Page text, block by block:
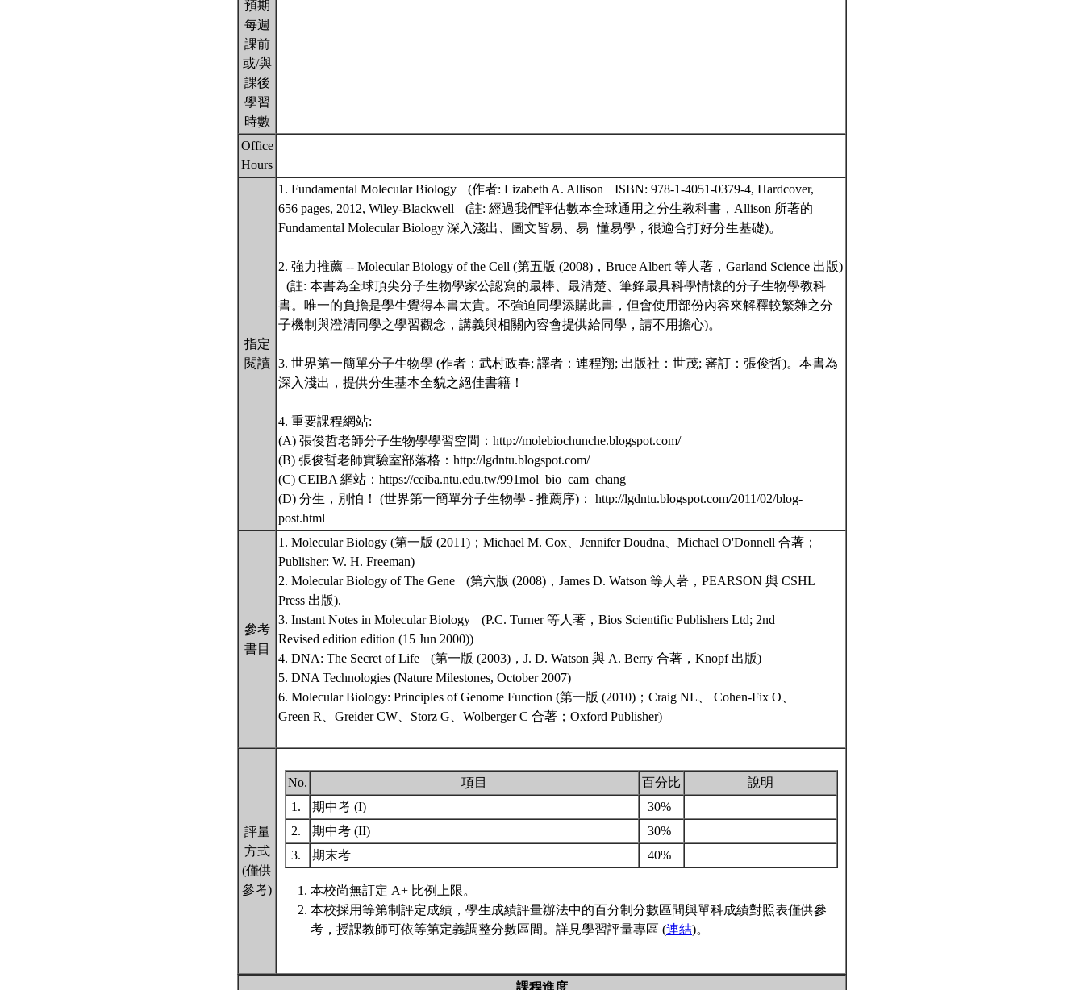
預期
每週
課前
或/與
課後
學習
時數
Office
Hours
指定
閱讀
1. Fundamental Molecular Biology (作者: Lizabeth A. Allison ISBN: 978-1-4051-0379-4, Hardcover,
656 pages, 2012, Wiley-Blackwell (註: 經過我們評估數本全球通用之分生教科書，Allison 所著的
Fundamental Molecular Biology 深入淺出、圖文皆易、易 懂易學，很適合打好分生基礎)。
2. 強力推薦 -- Molecular Biology of the Cell (第五版 (2008)，Bruce Albert 等人著，Garland Science 出版)
(註: 本書為全球頂尖分子生物學家公認寫的最棒、最清楚、筆鋒最具科學情懷的分子生物學教科
書。唯一的負擔是學生覺得本書太貴。不強迫同學添購此書，但會使用部份內容來解釋較繁雜之分
子機制與澄清同學之學習觀念，講義與相關內容會提供給同學，請不用擔心)。
3. 世界第一簡單分子生物學 (作者：武村政春; 譯者：連程翔; 出版社：世茂; 審訂：張俊哲)。本書為
深入淺出，提供分生基本全貌之絕佳書籍！
4. 重要課程網站:
(A) 張俊哲老師分子生物學學習空間：http://molebiochunche.blogspot.com/
(B) 張俊哲老師實驗室部落格：http://lgdntu.blogspot.com/
(C) CEIBA 網站：https://ceiba.ntu.edu.tw/991mol_bio_cam_chang
(D) 分生，別怕！ (世界第一簡單分子生物學 - 推薦序)： http://lgdntu.blogspot.com/2011/02/blog-
post.html
參考
書目
1. Molecular Biology (第一版 (2011)；Michael M. Cox、Jennifer Doudna、Michael O'Donnell 合著；
Publisher: W. H. Freeman)
2. Molecular Biology of The Gene (第六版 (2008)，James D. Watson 等人著，PEARSON 與 CSHL
Press 出版).
3. Instant Notes in Molecular Biology (P.C. Turner 等人著，Bios Scientific Publishers Ltd; 2nd
Revised edition edition (15 Jun 2000))
4. DNA: The Secret of Life (第一版 (2003)，J. D. Watson 與 A. Berry 合著，Knopf 出版)
5. DNA Technologies (Nature Milestones, October 2007)
6. Molecular Biology: Principles of Genome Function (第一版 (2010)；Craig NL、 Cohen-Fix O、
Green R、Greider CW、Storz G、Wolberger C 合著；Oxford Publisher)
評量
方式
(僅供
參考)
No. 項目 百分比
說明
1.
期中考 (I)
30%
2.
期中考 (II)
30%
3.
期末考 40%
本校尚無訂定 A+ 比例上限。
本校採用等第制評定成績，學生成績評量辦法中的百分制分數區間與單科成績對照表僅供參
考，授課教師可依等第定義調整分數區間。詳見學習評量專區 (連結)。
課程進度